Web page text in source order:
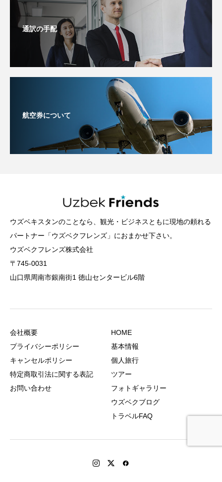
通訳の手配
航空券について
ウズベキスタンのことなら、観光・ビジネスともに現地の頼れる
パートナー「ウズベクフレンズ」におまかせ下さい。
ウズベクフレンズ株式会社
〒745-0031
山口県周南市銀南街1 徳山センタービル6階
会社概要
プライバシーポリシー
キャンセルポリシー
特定商取引法に関する表記
お問い合わせ
HOME
基本情報
個人旅行
ツアー
フォトギャラリー
ウズベクブログ
トラベルFAQ